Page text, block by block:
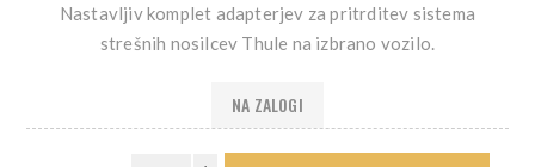
Nastavljiv komplet adapterjev za pritrditev sistema
strešnih nosilcev Thule na izbrano vozilo.
NA ZALOGI